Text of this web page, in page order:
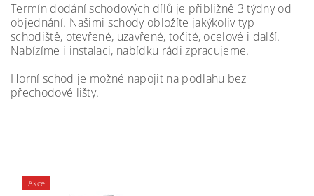
Termín dodání schodových dílů je přibližně 3 týdny od
objednání. Našimi schody obložíte jakýkoliv typ
schodiště, otevřené, uzavřené, točité, ocelové i další.
Nabízíme i instalaci, nabídku rádi zpracujeme.
Horní schod je možné napojit na podlahu bez
přechodové lišty.
Akce